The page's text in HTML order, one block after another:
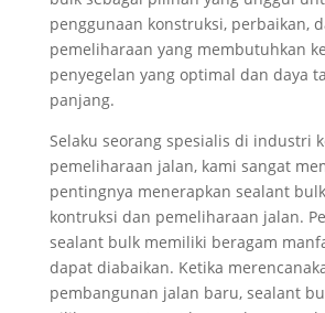
penggunaan konstruksi, perbaikan,
pemeliharaan yang membutuhkan
penyegelan yang optimal dan daya
panjang.
Selaku seorang spesialis di industri
pemeliharaan jalan, kami sangat
pentingnya menerapkan sealant
kontruksi dan pemeliharaan jalan.
sealant bulk memiliki beragam
dapat diabaikan. Ketika
pembangunan jalan baru, sealant